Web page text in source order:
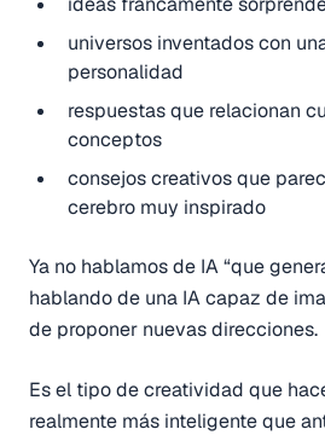
universos inventados con
personalidad
respuestas que relacionan
conceptos
consejos creativos que
cerebro muy inspirado
Ya no hablamos de IA “que
hablando de una IA capaz de
de proponer nuevas direcciones.
Es el tipo de creatividad que
realmente más inteligente que